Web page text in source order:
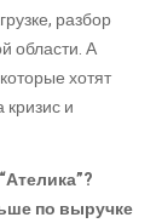
разбор
области. А
хотят
кризис и
по выручке